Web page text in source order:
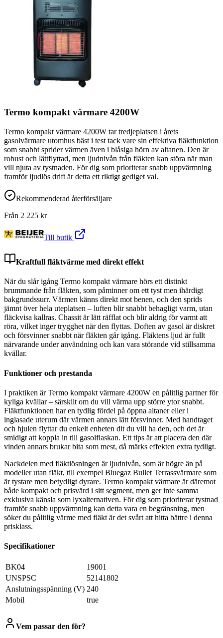
Termo kompakt värmare 4200W
Termo kompakt värmare 4200W tar tredjeplatsen i årets
gasolvärmare utomhus bäst i test tack vare sin effektiva fläktfunktion
som snabbt sprider värmen även i blåsiga hörn av altanen. Den är
robust och lättflyttad, men ljudnivån från fläkten kan störa när man
vill njuta av tystnaden. För dig som prioriterar snabb uppvärmning
framför ljudlös drift är detta ett riktigt gediget val.
Rekommenderad återförsäljare
Från 2 225 kr
Till butik
Kraftfull fläktvärme med direkt effekt
När du slår igång Termo kompakt värmare hörs ett distinkt
brummande från fläkten, som påminner om ett tyst men ihärdigt
bakgrundssurr. Värmen känns direkt mot benen, och den sprids
jämnt över hela uteplatsen – luften blir snabbt behagligt varm, utan
fläckvisa kallras. Chassit är lätt räfflat och blir aldrig för varmt att
röra, vilket inger trygghet när den flyttas. Doften av gasol är diskret
och försvinner snabbt när fläkten går igång. Fläktens ljud är fullt
närvarande under användning och kan vara störande vid stillsamma
kvällar.
Funktioner och prestanda
I praktiken är Termo kompakt värmare 4200W en pålitlig partner för
kyliga kvällar – särskilt om du vill värma upp större ytor snabbt.
Fläktfunktionen har en tydlig fördel på öppna altaner eller i
inglasade uterum där värmen annars lätt försvinner. Med handtaget
och hjulen flyttar du enkelt enheten dit du vill ha den, och det är
smidigt att koppla in till gasolflaskan. Ett tips är att placera den där
vinden annars brukar bita som mest, då märks effekten extra tydligt.
Nackdelen med fläktlösningen är ljudnivån, som är högre än på
modeller utan fläkt, till exempel Bluegaz Bullet Terrassvärmare som
är tystare men betydligt dyrare. Termo kompakt värmare är däremot
både kompakt och prisvärd i sitt segment, men ger inte samma
exklusiva känsla som lyxalternativen. För dig som prioriterar tystnad
framför snabb uppvärmning kan detta vara en begränsning, men
söker du pålitlig värme med fläkt är det svårt att hitta bättre i denna
prisklass.
Specifikationer
BK04
19001
UNSPSC
52141802
Anslutningsspänning (V) 240
Mobil
true
Vem passar den för?